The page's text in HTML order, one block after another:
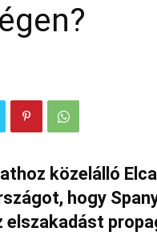
közelálló
hogy